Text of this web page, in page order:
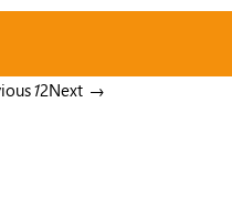
12Next →